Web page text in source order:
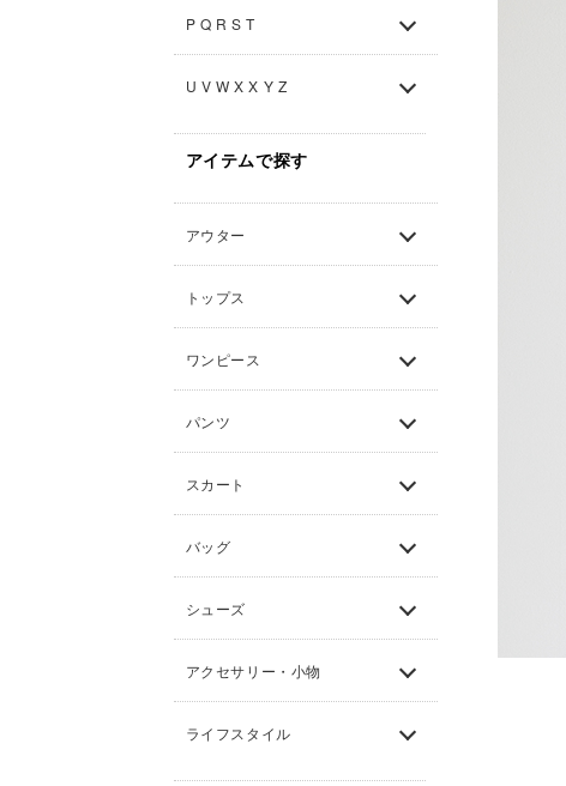
P Q R S T
U V W X X Y Z
アイテムで探す
アウター
トップス
ワンピース
パンツ
スカート
バッグ
シューズ
アクセサリー・小物
ライフスタイル